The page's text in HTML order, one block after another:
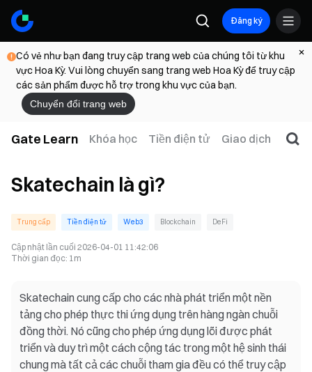
Đăng ký
Có vẻ như bạn đang truy cập trang web của chúng tôi từ khu
vực Hoa Kỳ. Vui lòng chuyển sang trang web Hoa Kỳ để truy cập
các sản phẩm được hỗ trợ trong khu vực của bạn.
Chuyển đổi trang web
Gate Learn Khóa học Tiền điện tử Giao dịch Web3
Skatechain là gì?
Trung cấp Tiền điện tử Web3 Blockchain DeFi
Cập nhật lần cuối 2026-04-01 11:42:06
Thời gian đọc: 1m
Skatechain cung cấp cho các nhà phát triển một nền
tảng cho phép thực thi ứng dụng trên hàng ngàn chuỗi
đồng thời. Nó cũng cho phép ứng dụng lõi được phát
triển và duy trì một cách cộng tác trong một hệ sinh thái
chung mà tất cả các chuỗi tham gia đều có thể truy cập